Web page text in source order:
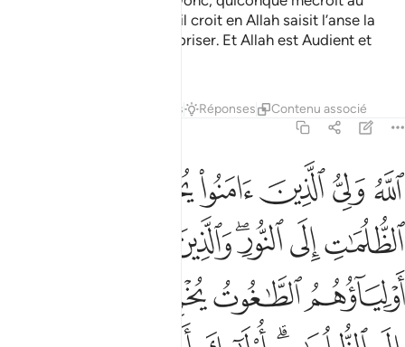
Rebelle (Tâghût) tandis qu’il croit en Allah saisit l’anse la
plus solide, qui ne peut se briser. Et Allah est Audient et
Réflexions Réponses Contenu associé
الله ولي الذين امنوا يخرجهم من الظلمات الى النور والذين كفروا
ٱللَّهُ وَلِىُّ ٱلَّذِينَ ءَامَنُوا۟ يُخْرِجُهُم مِّنَ ٱلظُّلُمَـٰتِ إِلَى ٱلنُّورِ ۖ وَٱلَّذِينَ كَفَرُوٓا۟
ﱁﱂﱃﱄﱅ
ﱇﱈﱉﱊﱋ
ﱍﱎﱏ